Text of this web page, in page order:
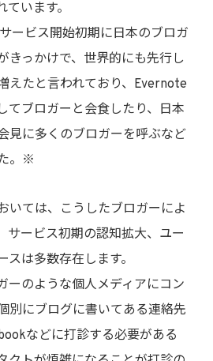
います。
ービス開始初期に日本のブロガ
きっかけで、世界的にも先行し
えたと言われており、Evernote
てブロガーと会食したり、日本
見に多くのブロガーを呼ぶなど
。※
いては、こうしたブロガーによ
サービス初期の認知拡大、ユー
は多数存在します。
ーのような個人メディアにコン
別にブログに書いてある連絡先
などに打診する必要がある